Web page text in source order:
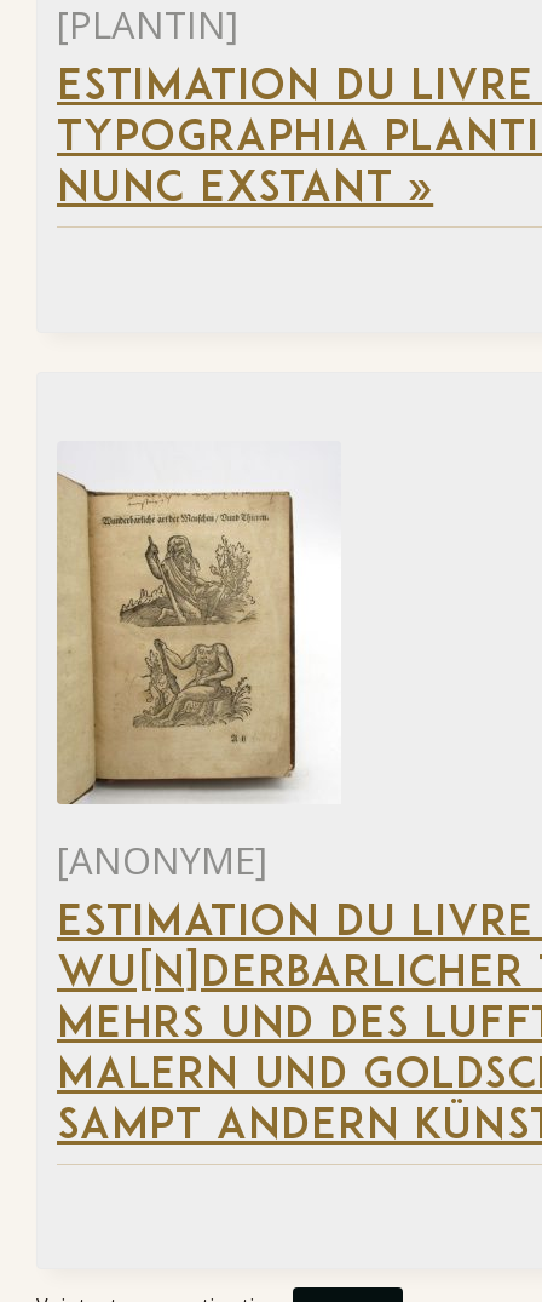
[PLANTIN]
ESTIMATION DU
TYPOGRAPHIA
NUNC EXSTANT »
[ANONYME]
ESTIMATION DU
WU[N]DERBARLICHER
MEHRS UND DES
MALERN UND
SAMPT ANDERN